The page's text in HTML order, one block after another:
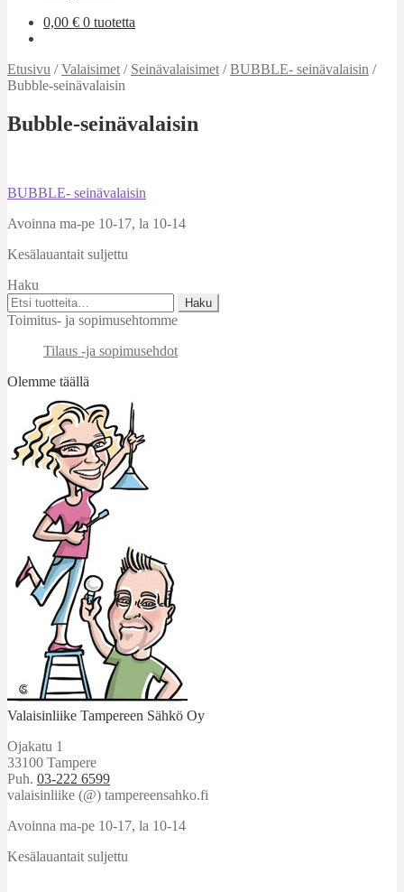
0,00 € 0 tuotetta
Etusivu /Valaisimet / Seinävalaisimet /BUBBLE- seinävalaisin /
Bubble-seinävalaisin
Bubble-seinävalaisin
Artikkelien
selaus
Edellinen
BUBBLE- seinävalaisin
Avoinna ma-pe 10-17, la 10-14
Kesälauantait suljettu
Haku
Etsi:
Haku
Toimitus- ja sopimusehtomme
Tilaus -ja sopimusehdot
Olemme täällä
Valaisinliike Tampereen Sähkö Oy
Ojakatu 1
33100 Tampere
Puh. 03-222 6599
valaisinliike (@) tampereensahko.fi
Avoinna ma-pe 10-17, la 10-14
Kesälauantait suljettu